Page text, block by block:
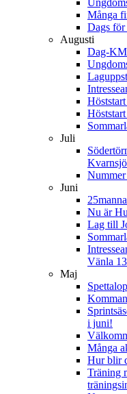
Många
Dags
Augusti
Dag-KM
Juli
Juni
Nu är
Lag till
Vänla
Maj
i juni!
Många
Hur blir
Träning